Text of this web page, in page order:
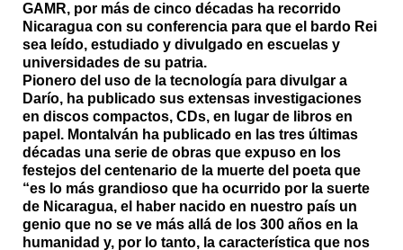
GAMR, por más de cinco décadas ha recorrido
Nicaragua con su conferencia para que el bardo Rei
sea leído, estudiado y divulgado en escuelas y
universidades de su patria.
Pionero del uso de la tecnología para divulgar a
Darío, ha publicado sus extensas investigaciones
en discos compactos, CDs, en lugar de libros en
papel. Montalván ha publicado en las tres últimas
décadas una serie de obras que expuso en los
festejos del centenario de la muerte del poeta que
“es lo más grandioso que ha ocurrido por la suerte
de Nicaragua, el haber nacido en nuestro país un
genio que no se ve más allá de los 300 años en la
humanidad y, por lo tanto, la característica que nos